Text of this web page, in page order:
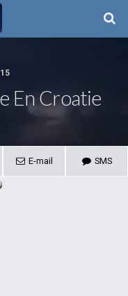
En Croatie
E-mail SMS